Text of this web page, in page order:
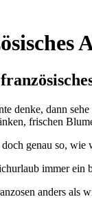
denke, dann
frischen
genau so, wie
immer ein
anders als